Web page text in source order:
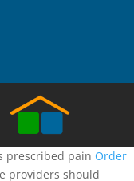
prescribed pain Order
providers should